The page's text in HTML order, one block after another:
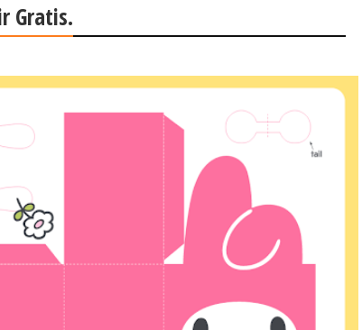
Gratis.